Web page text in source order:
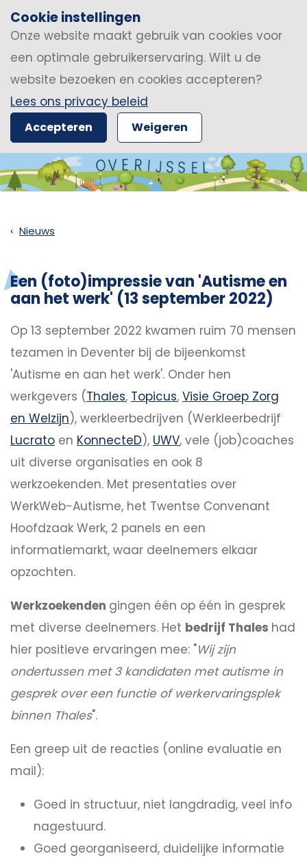
Cookie instellingen
Onze website maakt gebruik van cookies voor
een optimale gebruikerservaring. Wilt u de
website bezoeken en cookies accepteren?
Lees ons privacy beleid
Accepteren Weigeren
Nieuws
Een (foto)impressie van 'Autisme en
aan het werk' (13 september 2022)
Op 13 september 2022 kwamen ruim 70 mensen
tezamen in Deventer bij de bijeenkomst
'Autisme en aan het werk'. Onder hen
werkgevers (Thales, Topicus, Visie Groep Zorg
en Welzijn), werkleerbedrijven (Werkleerbedrijf
Lucrato en KonnecteD), UWV, vele (job)coaches
uit diverse organisaties en ook 8
werkzoekenden. Met presentaties over
WerkWeb-Autisme, het Twentse Convenant
Hoofdzaak Werk, 2 panels en een
informatiemarkt, waar deelnemers elkaar
opzochten.
Werkzoekenden gingen één op één in gesprek
met diverse deelnemers. Het bedrijf Thales had
hier positieve ervaringen mee: "Wij zijn
ondertussen met 3 kandidaten met autisme in
gesprek over een functie of werkervaringsplek
binnen Thales".
Een greep uit de reacties (online evaluatie en
mail):
Goed in structuur, niet langdradig, veel info
nagestuurd.
Goed georganiseerd, duidelijke informatie